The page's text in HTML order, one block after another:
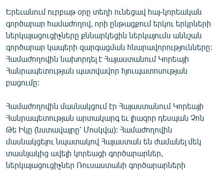
ՊԱՏԵՐԱԶՄԻ 6 ՇԱԲԱԹՆԵՐԸ
ՏԱՐԱԾԱՇՐՋԱՆ
ՄԻՋԱԶԳԱՅԻՆ
ՄՇԱԿՈՒՅԹ
ՍՊՈՐՏ
ՄԵԿՆԱԲԱՆՈՒԹՅՈՒՆ
ՏՏ ԵՒ ԻՆՏԵՐՆԵՏ
ԿՈՐՈՆԱՎԻՐՈՒՍ
ԱՐԽԻՎ
Երեւանում ուրբաթ օրը տեղի ունեցավ հայ-կորեական
գործարար համաժողով, որի ընթացքում երկու երկրների
ներկայացուցիչները քննարկեցին ներկայումս աննշան
գործարար կապերի զարգացման հնարավորությունները:
Համաժողովին նախորդել է Հայաստանում Կորեայի
Հանրապետության պատվավոր հյուպատոսության
բացումը:
Համաժողովին մասնակցում էր Հայաստանում Կորեայի
Հանրապետության արտակարգ եւ լիազոր դեսպան Չոն
Թե Իկը (նստավայրը՝ Մոսկվա): Համաժողովին
մասնակցելու նպատակով Հայաստան են ժամանել մեկ
տասնյակից ավելի կորեացի գործարարներ,
ներկայացուցիչներ Ռուսաստանի գործարարների